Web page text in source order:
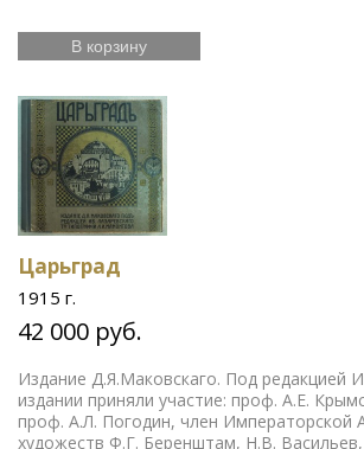
В корзину
Царьград
1915 г.
42 000 руб.
Издание Д.Я.Маковскаго. Под редакцией
издании приняли участие: проф. А.Е.
проф. А.Л. Погодин, член Императорской
художеств Ф.Г. Беренштам, Н.В.